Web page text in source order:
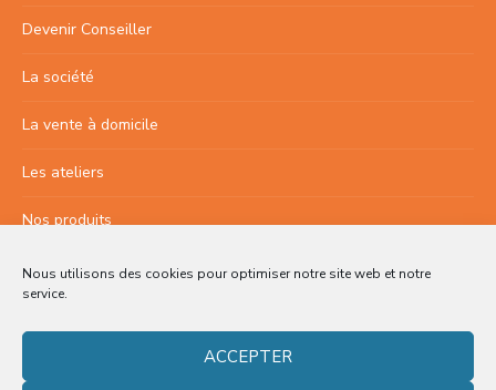
Nous utilisons des cookies pour optimiser notre site web et notre
service.
ACCEPTER
Devenir Conseiller
La société
La vente à domicile
Les ateliers
Nos produits
Nous contacter
SÉCURITÉ ET VIE PRIVÉE
Conditions générales